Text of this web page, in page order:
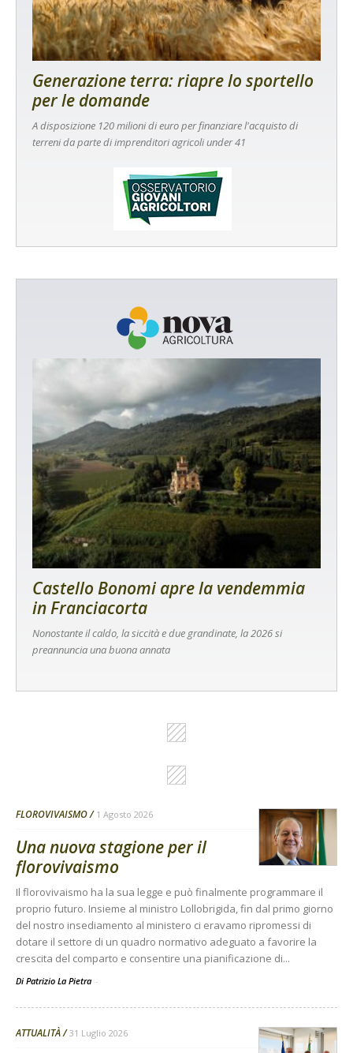
Generazione terra: riapre lo sportello
per le domande
A disposizione 120 milioni di euro per finanziare l'acquisto di
terreni da parte di imprenditori agricoli under 41
Castello Bonomi apre la vendemmia
in Franciacorta
Nonostante il caldo, la siccità e due grandinate, la 2026 si
preannuncia una buona annata
FLOROVIVAISMO 1 Agosto 2026
Una nuova stagione per il
florovivaismo
Il florovivaismo ha la sua legge e può finalmente programmare il
proprio futuro. Insieme al ministro Lollobrigida, fin dal primo giorno
del nostro insediamento al ministero ci eravamo ripromessi di
dotare il settore di un quadro normativo adeguato a favorire la
crescita del comparto e consentire una pianificazione di...
Di Patrizio La Pietra -
ATTUALITÀ 31 Luglio 2026